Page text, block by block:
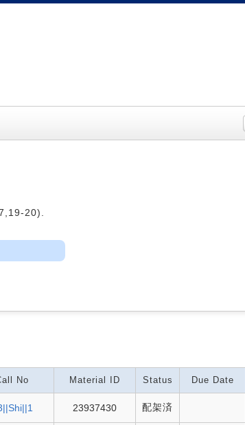
20).
No Material ID Status Due Date
23937430 配架済